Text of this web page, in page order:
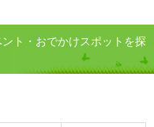
ト・おでかけスポットを探